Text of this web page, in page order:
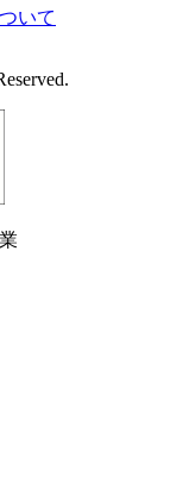
いて